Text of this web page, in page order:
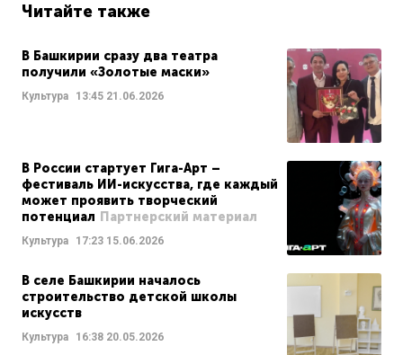
Читайте также
В Башкирии сразу два театра
получили «Золотые маски»
Культура 13:45 21.06.2026
В России стартует Гига-Арт –
фестиваль ИИ-искусства, где каждый
может проявить творческий
потенциал Партнерский материал
Культура 17:23 15.06.2026
В селе Башкирии началось
строительство детской школы
искусств
Культура 16:38 20.05.2026